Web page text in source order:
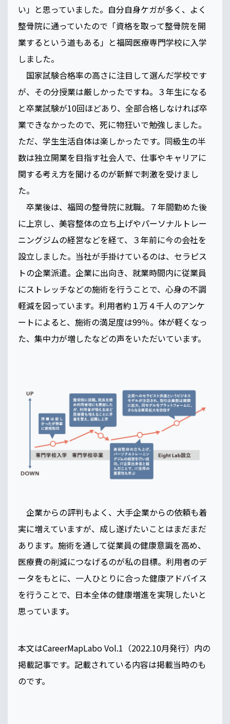
い」と思っていました。自分自身ケガが多く、よく
整骨院に通っていたので「資格を取って整骨院を開
業するという道もある」と福岡医療専門学校に入学
しました。
国家試験合格率の高さに注目して選んだ学校です
が、その分授業は厳しかったですね。３年生になる
と卒業試験が10回ほどあり、全部合格しなければ卒
業できなかったので、死に物狂いで勉強しました。
ただ、学生生活自体は楽しかったです。同級生の半
数は独立開業を目指す社会人で、仕事やキャリアに
関する考え方を聞けるのが新鮮で刺激を受けまし
た。
卒業後は、福岡の整骨院に就職。７年間勤めた後
に上京し、美容整体の立ち上げやパーソナルトレー
ニングジムの経営などを経て、３年前に今の会社を
設立しました。当社が手掛けているのは、セラピス
トの企業派遣。企業に出向き、就業時間内に従業員
にストレッチなどの施術を行うことで、心身の不調
軽減を図っています。利用者約１万４千人のアンケ
ートによると、施術の満足度は99％。体が軽くなっ
た、集中力が増したなどの声をいただいています。
企業からの評判もよく、大手企業からの依頼も着
実に増えていますが、成し遂げたいことはまだまだ
あります。施術を通して従業員の健康意識を高め、
医療費の削減につなげるのが私の目標。利用者のデ
ータをもとに、一人ひとりに合った健康アドバイス
を行うことで、日本全体の健康増進を実現したいと
思っています。
本文はCareerMapLabo Vol.1（2022.10月発行）内の
掲載記事です。記載されている内容は掲載当時のも
のです。